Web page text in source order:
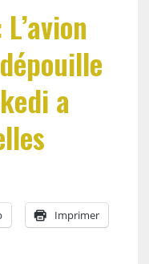
a
Imprimer